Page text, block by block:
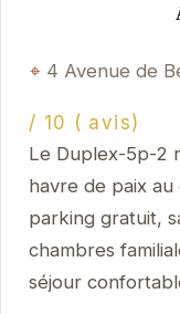
4 Avenue de
/ 10 ( avis)
Le Duplex-5p-2
havre de paix
parking gratuit,
chambres
séjour